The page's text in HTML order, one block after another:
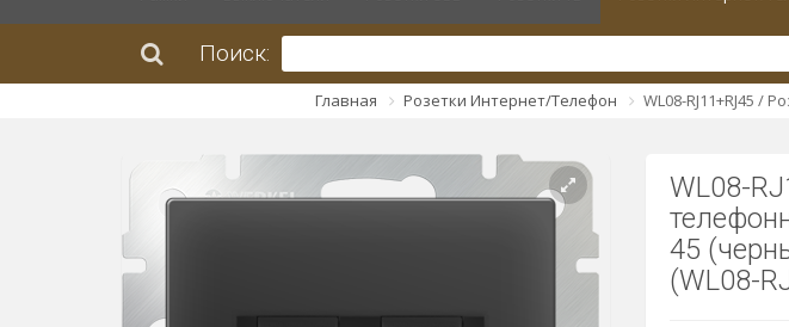
Поиск:
Главная Розетки Интернет/Телефон WL08-RJ11+RJ45 /
WL08-
45
(WL08-